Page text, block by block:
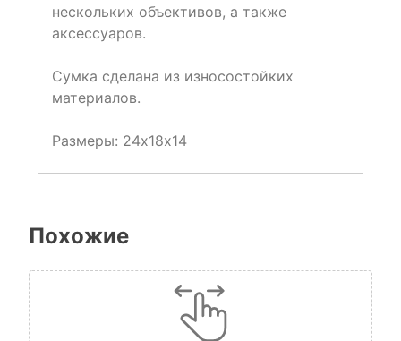
нескольких объективов, а также
аксессуаров.
Сумка сделана из износостойких
материалов.
Размеры: 24х18х14
Похожие